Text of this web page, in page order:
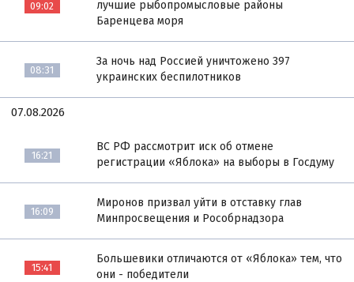
09:02
лучшие рыбопромысловые районы
Баренцева моря
08:31
За ночь над Россией уничтожено 397
украинских беспилотников
07.08.2026
16:21
ВС РФ рассмотрит иск об отмене
регистрации «Яблока» на выборы в Госдуму
16:09
Миронов призвал уйти в отставку глав
Минпросвещения и Рособрнадзора
15:41
Большевики отличаются от «Яблока» тем, что
они - победители